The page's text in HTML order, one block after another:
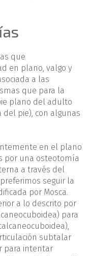
que
en plano, valgo y
a las
que para la
plano del adulto
pie), con algunas
en el plano
por una osteotomía
a través del
seguir la
por Mosca.
a lo descrito por
para
subtalar
para intentar